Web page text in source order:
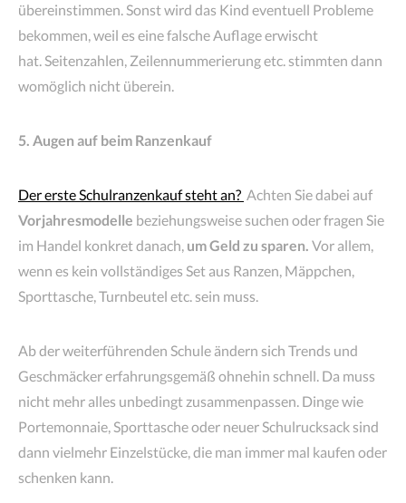
übereinstimmen. Sonst wird das Kind eventuell Probleme
bekommen, weil es eine falsche Auflage erwischt
hat. Seitenzahlen, Zeilennummerierung etc. stimmten dann
womöglich nicht überein.
5. Augen auf beim Ranzenkauf
Der erste Schulranzenkauf steht an? Achten Sie dabei auf
Vorjahresmodelle beziehungsweise suchen oder fragen Sie
im Handel konkret danach, um Geld zu sparen. Vor allem,
wenn es kein vollständiges Set aus Ranzen, Mäppchen,
Sporttasche, Turnbeutel etc. sein muss.
Ab der weiterführenden Schule ändern sich Trends und
Geschmäcker erfahrungsgemäß ohnehin schnell. Da muss
nicht mehr alles unbedingt zusammenpassen. Dinge wie
Portemonnaie, Sporttasche oder neuer Schulrucksack sind
dann vielmehr Einzelstücke, die man immer mal kaufen oder
schenken kann.